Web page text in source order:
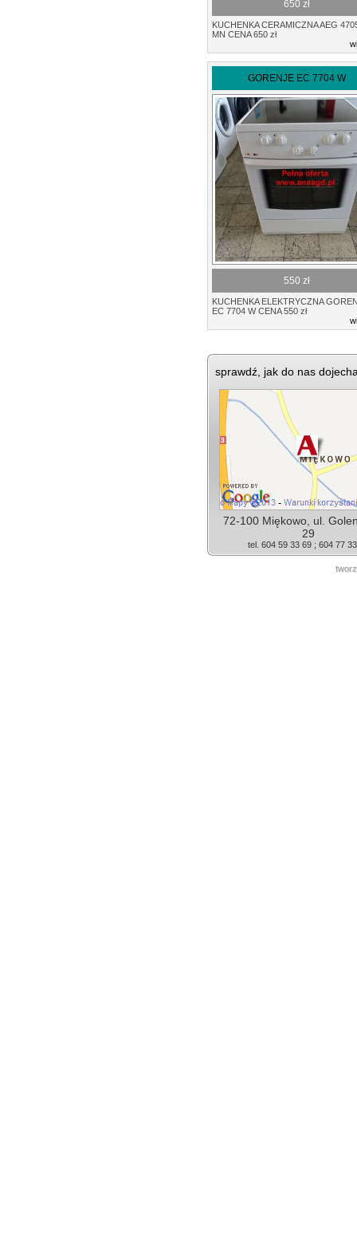
650 zł
KUCHENKA CERAMICZNA AEG
MN CENA 650 zł
GORENJE EC 7704 W
550 zł
KUCHENKA ELEKTRYCZNA
EC 7704 W CENA 550 zł
sprawdź, jak do nas
72-100 Miękowo, ul.
29
tel. 604 59 33 69 ; 604 77